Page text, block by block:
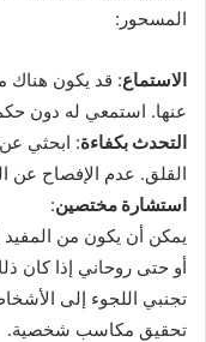
المسحور:
الاستماع: قد يكون هناك
عنها. استمعي له دون
التحدث بكفاءة: ابحثي
القلق. عدم الإفصاح عن
استشارة مختصين:
يمكن أن يكون من
أو حتى روحاني إذا كان
تجنبي اللجوء إلى
تحقيق مكاسب شخصية.